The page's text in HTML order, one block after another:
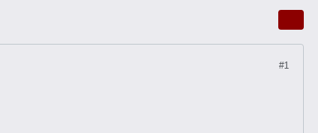
#1